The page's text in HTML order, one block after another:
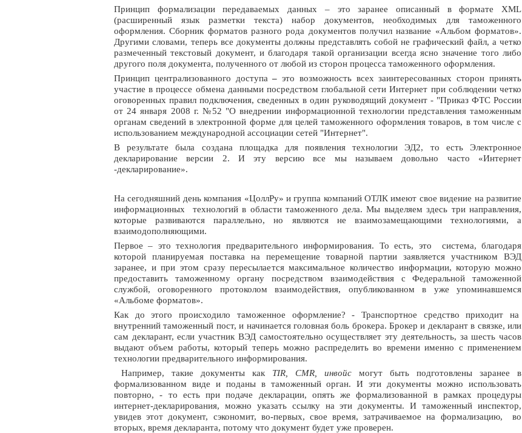
Принцип формализации передаваемых данных – это заранее описанный в формате XML
(расширенный язык разметки текста) набор документов, необходимых для таможенного
оформления. Сборник форматов разного рода документов получил название «Альбом форматов».
Другими словами, теперь все документы должны представлять собой не графический файл, а четко
размеченный текстовый документ, и благодаря такой организации всегда ясно значение того либо
другого поля документа, полученного от любой из сторон процесса таможенного оформления.
Принцип централизованного доступа –это возможность всех заинтересованных сторон принять
участие в процессе обмена данными посредством глобальной сети Интернет при соблюдении четко
оговоренных правил подключения, сведенных в один руководящий документ - "Приказ ФТС России
от 24 января 2008 г. №52 "О внедрении информационной технологии представления таможенным
органам сведений в электронной форме для целей таможенного оформления товаров, в том числе с
использованием международной ассоциации сетей "Интернет".
В результате была создана площадка для появления технологии ЭД2, то есть Электронное
декларирование версии 2. И эту версию все мы называем довольно часто «Интернет
-декларирование».
На сегодняшний день компания «ЦоллРу» и группа компаний ОТЛК имеют свое видение на развитие
информационных технологий в области таможенного дела. Мы выделяем здесь три направления,
которые развиваются параллельно, но являются не взаимозамещающими технологиями, а
взаимодополняющими.
Первое – это технология предварительного информирования. То есть, это система, благодаря
которой планируемая поставка на перемещение товарной партии заявляется участником ВЭД
заранее, и при этом сразу пересылается максимальное количество информации, которую можно
предоставить таможенному органу посредством взаимодействия с Федеральной таможенной
службой, оговоренного протоколом взаимодействия, опубликованном в уже упоминавшемся
«Альбоме форматов».
Как до этого происходило таможенное оформление? - Транспортное средство приходит на
внутренний таможенный пост, и начинается головная боль брокера. Брокер и декларант в связке, или
сам декларант, если участник ВЭД самостоятельно осуществляет эту деятельность, за шесть часов
выдают объем работы, который теперь можно распределить во времени именно с применением
технологии предварительного информирования.
Например, такие документы как TIR, CMR, инвойс могут быть подготовлены заранее в
формализованном виде и поданы в таможенный орган. И эти документы можно использовать
повторно, - то есть при подаче декларации, опять же формализованной в рамках процедуры
интернет-декларирования, можно указать ссылку на эти документы. И таможенный инспектор,
увидев этот документ, сэкономит, во-первых, свое время, затрачиваемое на формализацию, во
вторых, время декларанта, потому что документ будет уже проверен.